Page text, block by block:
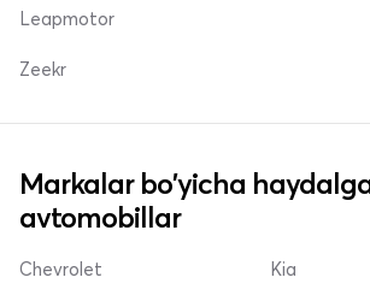
Leapmotor
Zeekr
Markalar bo'yicha
avtomobillar
Chevrolet Kia